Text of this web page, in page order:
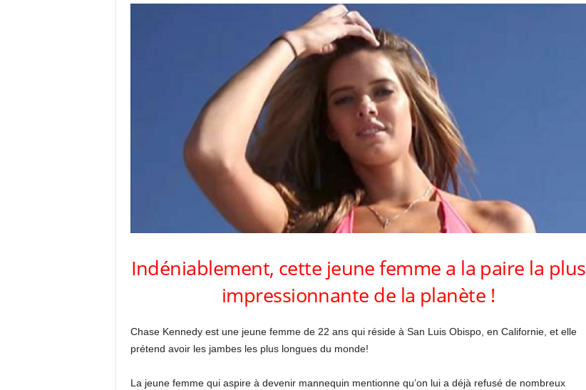
Indéniablement, cette jeune femme a la paire la plus
impressionnante de la planète !
Chase Kennedy est une jeune femme de 22 ans qui réside à San Luis Obispo, en Californie, et elle
prétend avoir les jambes les plus longues du monde!
La jeune femme qui aspire à devenir mannequin mentionne qu’on lui a déjà refusé de nombreux